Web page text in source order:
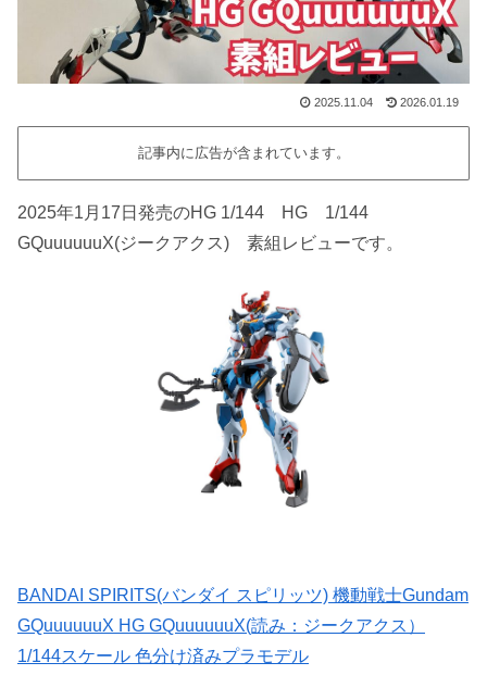
2025.11.04 2026.01.19
記事内に広告が含まれています。
2025年1月17日発売のHG 1/144 HG 1/144
GQuuuuuuX(ジークアクス) 素組レビューです。
BANDAI SPIRITS(バンダイ スピリッツ) 機動戦士Gundam
GQuuuuuuX HG GQuuuuuuX(読み：ジークアクス）
1/144スケール 色分け済みプラモデル